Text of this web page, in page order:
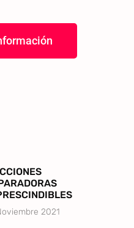
2021